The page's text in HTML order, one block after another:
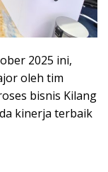
2025 ini,
oleh tim
bisnis Kilang
kinerja terbaik